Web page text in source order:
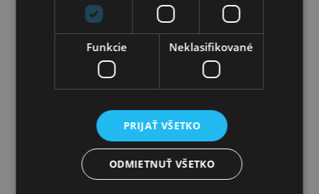
Puzzle
Omaľovánky
Interaktívne zvieratká
Kuchynky a domáce spotrebiče
Guľočkové dráhy
Funkcie Neklasifikované
PRIJAŤ VŠETKO
ODMIETNUŤ VŠETKO